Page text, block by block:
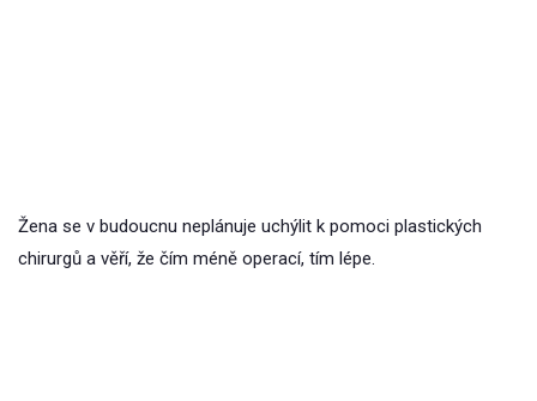
Žena se v budoucnu neplánuje uchýlit k pomoci plastických
chirurgů a věří, že čím méně operací, tím lépe.